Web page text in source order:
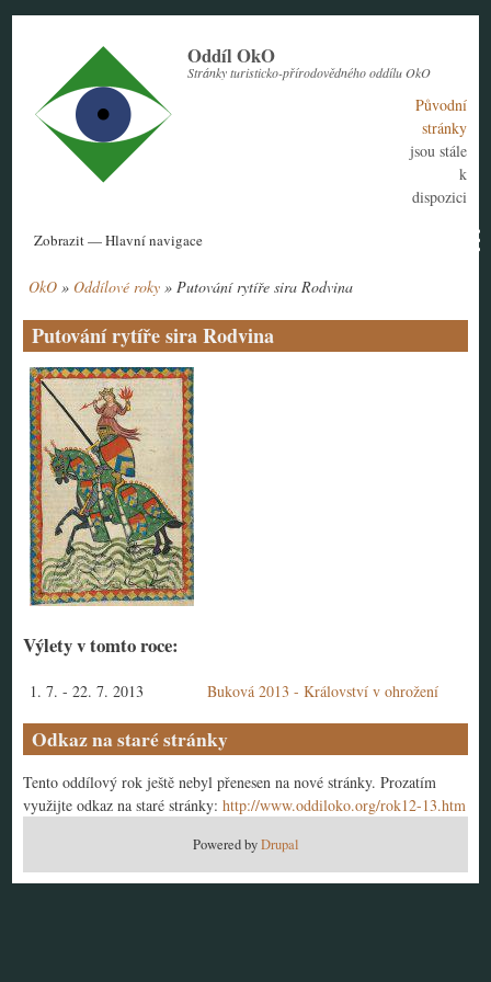
Oddíl OkO
Stránky turisticko-přírodovědného oddílu OkO
Původní
stránky
jsou stále
k
dispozici
Hlavní
Zobrazit — Hlavní navigace
Aktuální rok
Historie
Nábor členů
Kontakt
Tábor
Návody
navigace
OkO Oddílové roky Putování rytíře sira Rodvina
Putování rytíře sira Rodvina
Výlety v tomto roce:
1. 7. -22. 7. 2013 Buková 2013 - Království v ohrožení
Odkaz na staré stránky
Tento oddílový rok ještě nebyl přenesen na nové stránky. Prozatím
využijte odkaz na staré stránky:http://www.oddiloko.org/rok12-13.htm
Powered byDrupal